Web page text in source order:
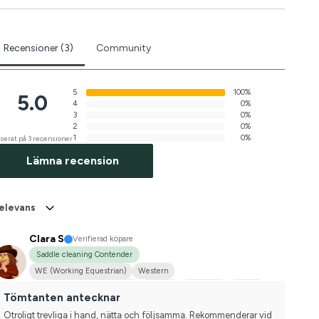
Recensioner (3) Community
5.0
på 3 recensioner
5
100%
4
0%
3
0%
2
0%
1
0%
Lämna recension
Clara S
Verifierad köpare
Saddle cleaning Contender
WE (Working Equestrian)
Western
Kallblodstravare
Nordsvensk brukshäst
Tömtanten antecknar
Otroligt trevliga i hand, nätta och följsamma. Rekommenderar vid